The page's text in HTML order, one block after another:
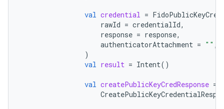
val credential =
rawId = credentialId,
response = response,
authenticatorAttachment = "" ,
)
val result = Intent()
val createPublicKeyCredResponse =